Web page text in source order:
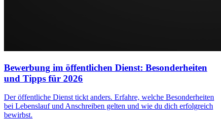
Bewerbung im öffentlichen Dienst: Besonderheiten
und Tipps für 2026
Der öffentliche Dienst tickt anders. Erfahre, welche Besonderheiten
bei Lebenslauf und Anschreiben gelten und wie du dich erfolgreich
bewirbst.